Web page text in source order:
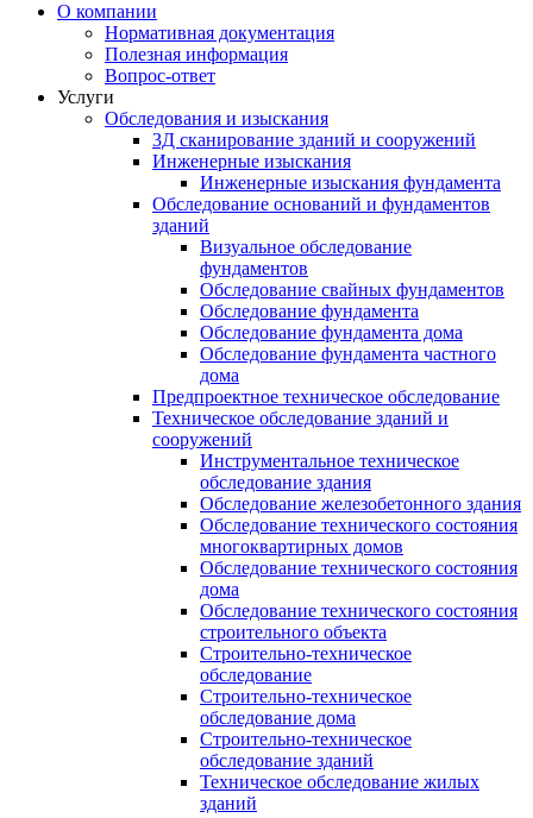
О компании
Нормативная документация
Полезная информация
Вопрос-ответ
Услуги
Обследования и изыскания
3Д сканирование зданий и сооружений
Инженерные изыскания
Инженерные изыскания фундамента
Обследование оснований и фундаментов
зданий
Визуальное обследование
фундаментов
Обследование свайных фундаментов
Обследование фундамента
Обследование фундамента дома
Обследование фундамента частного
дома
Предпроектное техническое обследование
Техническое обследование зданий и
сооружений
Инструментальное техническое
обследование здания
Обследование железобетонного здания
Обследование технического состояния
многоквартирных домов
Обследование технического состояния
дома
Обследование технического состояния
строительного объекта
Строительно-техническое
обследование
Строительно-техническое
обследование дома
Строительно-техническое
обследование зданий
Техническое обследование жилых
зданий